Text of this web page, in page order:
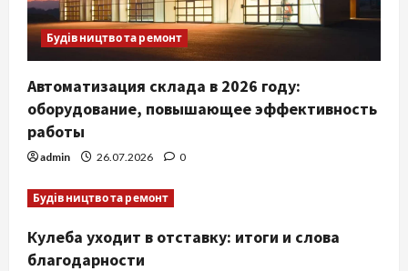
Будівництво та ремонт
Автоматизация склада в 2026 году:
оборудование, повышающее эффективность
работы
admin 26.07.2026 0
Будівництво та ремонт
Кулеба уходит в отставку: итоги и слова
благодарности